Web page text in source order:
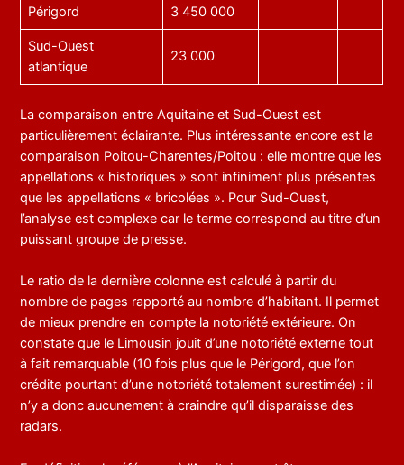
Périgord 3 450 000
Sud-Ouest
atlantique
23 000
La comparaison entre Aquitaine et Sud-Ouest est
particulièrement éclairante. Plus intéressante encore est la
comparaison Poitou-Charentes/Poitou : elle montre que les
appellations « historiques » sont infiniment plus présentes
que les appellations « bricolées ». Pour Sud-Ouest,
l’analyse est complexe car le terme correspond au titre d’un
puissant groupe de presse.
Le ratio de la dernière colonne est calculé à partir du
nombre de pages rapporté au nombre d’habitant. Il permet
de mieux prendre en compte la notoriété extérieure. On
constate que le Limousin jouit d’une notoriété externe tout
à fait remarquable (10 fois plus que le Périgord, que l’on
crédite pourtant d’une notoriété totalement surestimée) : il
n’y a donc aucunement à craindre qu’il disparaisse des
radars.